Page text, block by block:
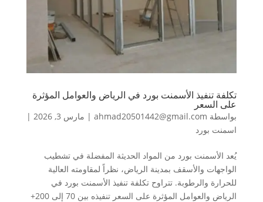
تكلفة تنفيذ الأسمنت بورد في الرياض والعوامل المؤثرة
على السعر
بواسطة ahmad20501442@gmail.com
| مارس 3, 2026
|
اسمنت بورد
يُعد الأسمنت بورد من المواد الحديثة المفضلة في تشطيب
الواجهات والأسقف بمدينة الرياض، نظراً لمقاومته العالية
للحرارة والرطوبة. تتراوح تكلفة تنفيذ الأسمنت بورد في
الرياض والعوامل المؤثرة على السعر تنفيذه بين 70 إلى 200+